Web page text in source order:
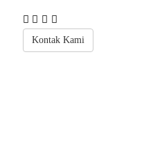
Kontak Kami